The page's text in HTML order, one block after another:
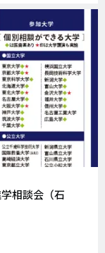
相談会（石